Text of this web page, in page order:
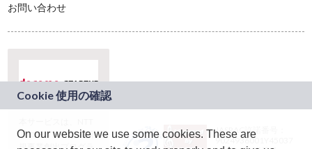
お問い合わせ
ドコモグループの新
規事業創出プログラ
JASRAC許諾番号：
9024936001Y45037
On our website we use some cookies. These are